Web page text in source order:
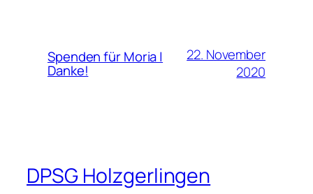
Spenden für Moria |
Danke!
22. November
2020
DPSG Holzgerlingen